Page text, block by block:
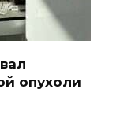
опухоли